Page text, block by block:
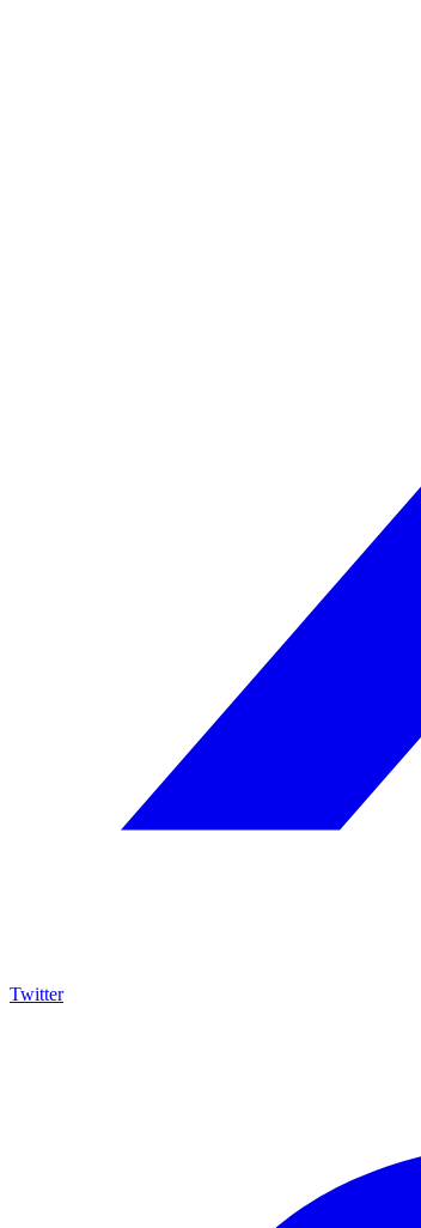
Twitter